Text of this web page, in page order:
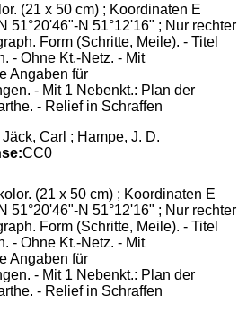
(21 x 50 cm) ; Koordinaten E
51°20'46"-N 51°12'16" ; Nur rechter
Form (Schritte, Meile). - Titel
- Ohne Kt.-Netz. - Mit
Angaben für
- Mit 1 Nebenkt.: Plan der
- Relief in Schraffen
Carl ; Hampe, J. D.
CC0